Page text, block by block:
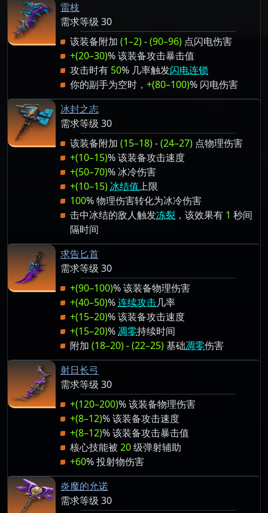
雷枝
需求等级 30
该装备附加 (1–2)-(90–96) 点闪电伤害
+(20–30)% 该装备攻击暴击值
攻击时有 50% 几率触发闪电连锁
你的副手为空时， +(80–100)% 闪电伤害
冰封之志
需求等级 30
该装备附加 (15–18)-(24–27) 点物理伤害
+(10–15)% 该装备攻击速度
+(50–70)% 冰冷伤害
+(10–15) 冰结值上限
100% 物理伤害转化为冰冷伤害
击中冰结的敌人触发冻裂 ，该效果有 1 秒间
隔时间
求告匕首
需求等级 30
+(90–100)% 该装备物理伤害
+(40–50)%连续攻击几率
+(15–20)% 该装备攻击速度
+(15–20)% 凋零持续时间
附加 (18–20)-(22–25)基础凋零伤害
射日长弓
需求等级 30
+(120–200)% 该装备物理伤害
+(8–12)% 该装备攻击速度
+(8–12)% 该装备攻击暴击值
核心技能被 20级弹射辅助
+60% 投射物伤害
炎魔的允诺
需求等级 30